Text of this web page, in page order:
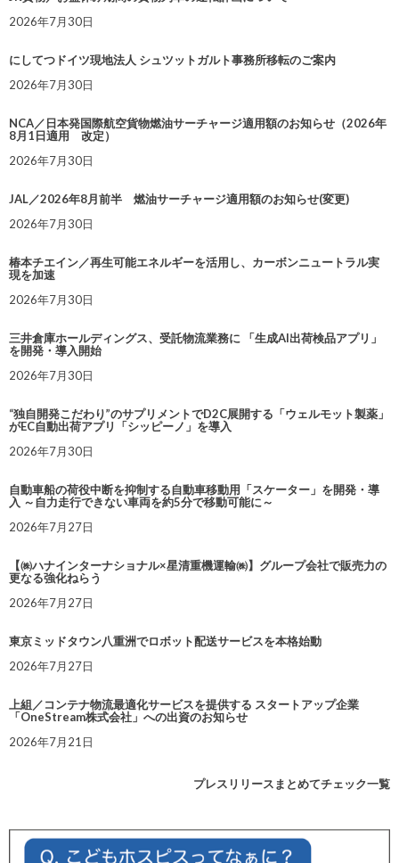
2026年7月30日
にしてつドイツ現地法人 シュツットガルト事務所移転のご案内
2026年7月30日
NCA／日本発国際航空貨物燃油サーチャージ適用額のお知らせ（2026年
8月1日適用 改定）
2026年7月30日
JAL／2026年8月前半 燃油サーチャージ適用額のお知らせ(変更)
2026年7月30日
椿本チエイン／再生可能エネルギーを活用し、カーボンニュートラル実
現を加速
2026年7月30日
三井倉庫ホールディングス、受託物流業務に 「生成AI出荷検品アプリ」
を開発・導入開始
2026年7月30日
“独自開発こだわり”のサプリメントでD2C展開する「ウェルモット製薬」
がEC自動出荷アプリ「シッピーノ」を導入
2026年7月30日
自動車船の荷役中断を抑制する自動車移動用「スケーター」を開発・導
入 ～自力走行できない車両を約5分で移動可能に～
2026年7月27日
【㈱ハナインターナショナル×星清重機運輸㈱】グループ会社で販売力の
更なる強化ねらう
2026年7月27日
東京ミッドタウン八重洲でロボット配送サービスを本格始動
2026年7月27日
上組／コンテナ物流最適化サービスを提供する スタートアップ企業
「OneStream株式会社」への出資のお知らせ
2026年7月21日
プレスリリースまとめてチェック一覧